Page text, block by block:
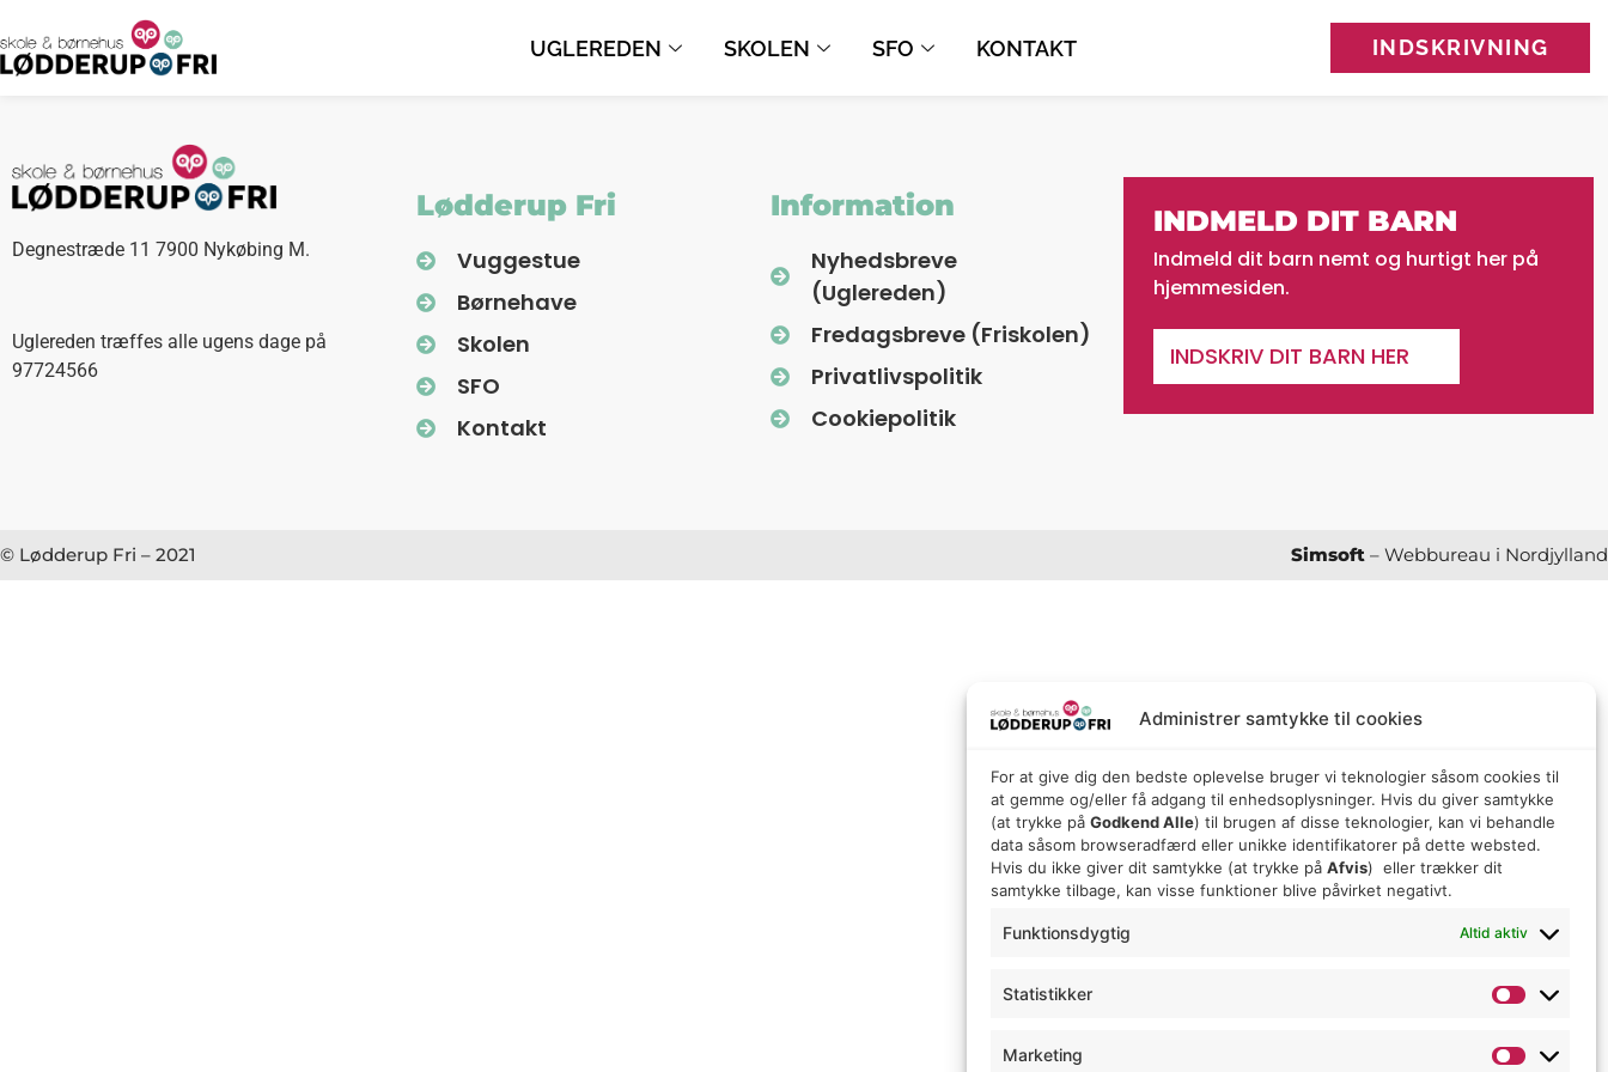
Administrer samtykke til cookies
For at give dig den bedste oplevelse bruger vi teknologier såsom cookies til
at gemme og/eller få adgang til enhedsoplysninger. Hvis du giver samtykke
(at trykke på Godkend Alle) til brugen af ​​disse teknologier, kan vi behandle
data såsom browseradfærd eller unikke identifikatorer på dette websted.
Hvis du ikke giver dit samtykke (at trykke på Afvis) eller trækker dit
samtykke tilbage, kan visse funktioner blive påvirket negativt.
Funktionsdygtig Altid aktiv
Statistikker
Marketing
UGLEREDEN SKOLEN SFO KONTAKT INDSKRIVNING
Degnestræde 11 7900 Nykøbing M.
Uglereden træffes alle ugens dage på
97724566
Lødderup Fri
Vuggestue
Børnehave
Skolen
SFO
Kontakt
Information
Nyhedsbreve
(Uglereden)
Fredagsbreve (Friskolen)
Privatlivspolitik
Cookiepolitik
INDMELD DIT BARN
Indmeld dit barn nemt og hurtigt her på
hjemmesiden.
INDSKRIV DIT BARN HER
© Lødderup Fri – 2021 Simsoft – Webbureau i Nordjylland